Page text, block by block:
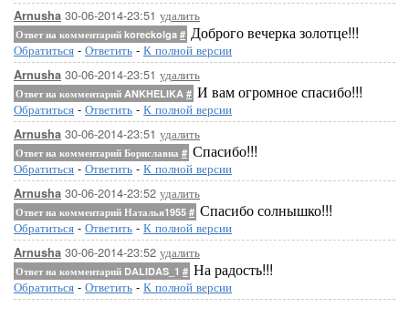
[796x800]
[700x525]
[442x500] [650x486]
Arnusha 30-06-2014-23:51 удалить
Ответ на комментарий koreckolga # Доброго вечерка золотце!!!
Обратиться - Ответить - К полной версии
Arnusha 30-06-2014-23:51 удалить
Ответ на комментарий ANKHELIKA # И вам огромное спасибо!!!
Обратиться - Ответить - К полной версии
Arnusha 30-06-2014-23:51 удалить
Ответ на комментарий Бориславна # Спасибо!!!
Обратиться - Ответить - К полной версии
Arnusha 30-06-2014-23:52 удалить
Ответ на комментарий Наталья1955 # Спасибо солнышко!!!
Обратиться - Ответить - К полной версии
Arnusha 30-06-2014-23:52 удалить
Ответ на комментарий DALIDAS_1 # На радость!!!
Обратиться - Ответить - К полной версии